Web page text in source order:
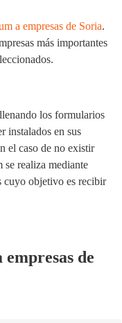
a empresas de Soria.
más importantes
los formularios
instalados en sus
el caso de no existir
realiza mediante
cuyo objetivo es recibir
de